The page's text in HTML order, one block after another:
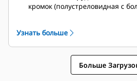
кромок (полустреловидная с
сокращения времени простоя и
ремонта. Камнеотбойник
пересыпание породы через
и защищает от повреждений
механизм и другие
Узнать больше
Больше